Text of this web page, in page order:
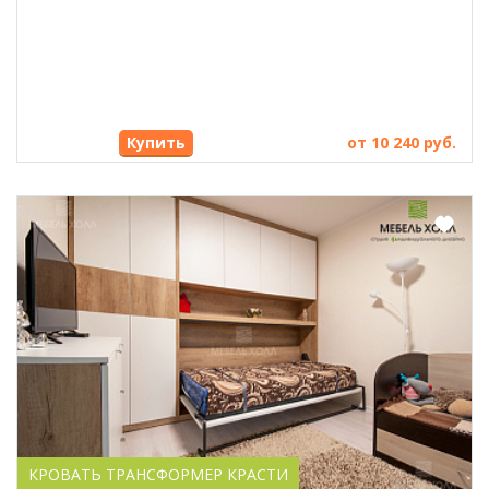
Купить от 10 240 руб.
КРОВАТЬ ТРАНСФОРМЕР КРАСТИ